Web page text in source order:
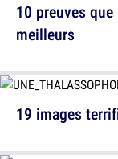
10 preuves
meilleurs
19 images